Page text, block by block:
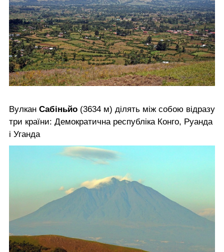
Вулкан Сабіньйо (3634 м) ділять між собою відразу
три країни: Демократична республіка Конго, Руанда
і Уганда